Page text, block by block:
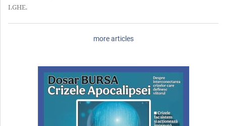
I.GHE.
more articles